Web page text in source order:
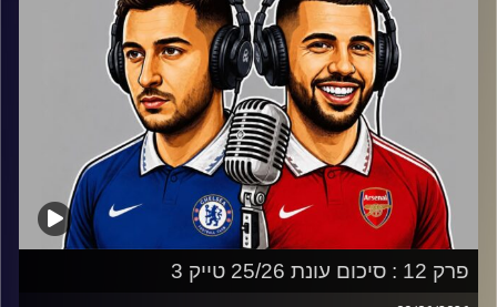
פרק 12 : סיכום עונת 25/26 טייק 3